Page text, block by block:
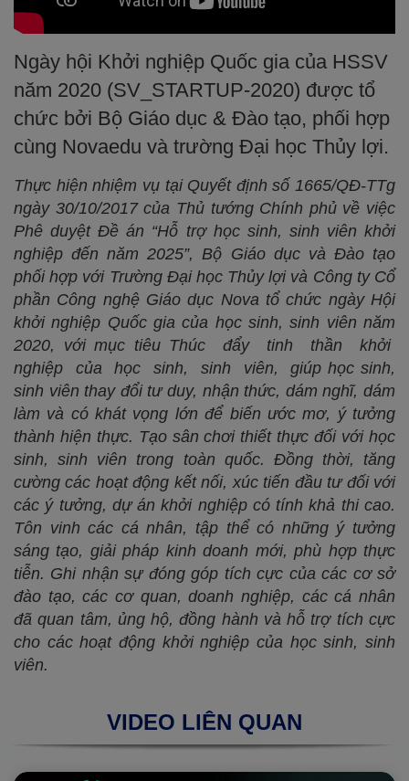
Ngày hội Khởi nghiệp Quốc gia của HSSV
năm 2020 (SV_STARTUP-2020) được tổ
chức bởi Bộ Giáo dục & Đào tạo, phối hợp
cùng Novaedu và trường Đại học Thủy lợi.
Thực hiện nhiệm vụ tại Quyết định số 1665/QĐ-TTg
ngày 30/10/2017 của Thủ tướng Chính phủ về việc
Phê duyệt Đề án “Hỗ trợ học sinh, sinh viên khởi
nghiệp đến năm 2025”, Bộ Giáo dục và Đào tạo
phối hợp với Trường Đại học Thủy lợi và Công ty Cổ
phần Công nghệ Giáo dục Nova tổ chức ngày Hội
khởi nghiệp Quốc gia của học sinh, sinh viên năm
2020, với mục tiêu Thúc đẩy tinh thần khởi
nghiệp của học sinh, sinh viên, giúp học sinh,
sinh viên thay đổi tư duy, nhận thức, dám nghĩ, dám
làm và có khát vọng lớn để biến ước mơ, ý tưởng
thành hiện thực. Tạo sân chơi thiết thực đối với học
sinh, sinh viên trong toàn quốc. Đồng thời, tăng
cường các hoạt động kết nối, xúc tiến đầu tư đối với
các ý tưởng, dự án khởi nghiệp có tính khả thi cao.
Tôn vinh các cá nhân, tập thể có những ý tưởng
sáng tạo, giải pháp kinh doanh mới, phù hợp thực
tiễn. Ghi nhận sự đóng góp tích cực của các cơ sở
đào tạo, các cơ quan, doanh nghiệp, các cá nhân
đã quan tâm, ủng hộ, đồng hành và hỗ trợ tích cực
cho các hoạt động khởi nghiệp của học sinh, sinh
viên.
VIDEO LIÊN QUAN